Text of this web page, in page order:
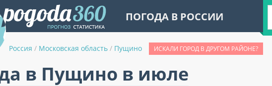
ПОГОДА В РОССИИ
Россия / Московская область / Пущино ИСКАЛИ ГОРОД В ДРУГОМ РАЙОНЕ?
в Пущино в июле